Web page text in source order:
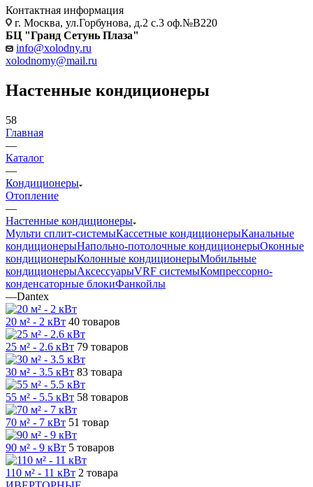
Контактная информация
г. Москва, ул.Горбунова, д.2 с.3 оф.№В220
БЦ "Гранд Сетунь Плаза"
info@xolodny.ru
xolodnomy@mail.ru
Настенные кондиционеры
58
Главная
—
Каталог
—
Кондиционеры
Отопление
—
Настенные кондиционеры
Мульти сплит-системыКассетные кондиционерыКанальные
кондиционерыНапольно-потолочные кондиционерыОконные
кондиционерыКолонные кондиционерыМобильные
кондиционерыАксессуарыVRF системыКомпрессорно-
конденсаторные блокиФанкойлы
—Dantex
20 м² - 2 кВт 40 товаров
25 м² - 2.6 кВт 79 товаров
30 м² - 3.5 кВт 83 товара
55 м² - 5.5 кВт 58 товаров
70 м² - 7 кВт 51 товар
90 м² - 9 кВт 5 товаров
110 м² - 11 кВт 2 товара